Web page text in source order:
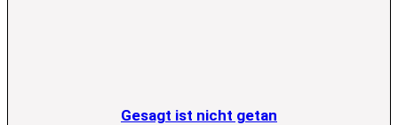
Gesagt ist nicht getan